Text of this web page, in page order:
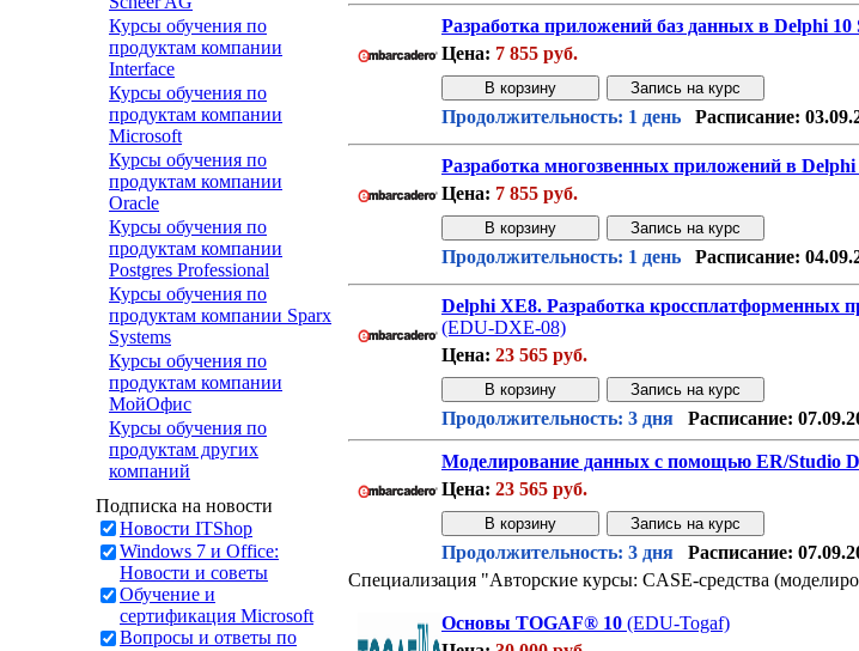
Курсы обучения по
продуктам компании
Interface
Курсы обучения по
продуктам компании
Microsoft
Курсы обучения по
продуктам компании
Oracle
Курсы обучения по
продуктам компании
Postgres Professional
Курсы обучения по
продуктам компании Sparx
Systems
Курсы обучения по
продуктам компании
МойОфис
Курсы обучения по
продуктам других
компаний
Подписка на новости
Новости ITShop
Windows 7 и Office:
Новости и советы
Обучение и
сертификация Microsoft
Вопросы и ответы по
Разработка приложений баз данных в Delphi 10
Цена: 7 855 руб.
Продолжительность: 1 день
Расписание:
Разработка многозвенных приложений в Delphi
Цена: 7 855 руб.
Продолжительность: 1 день
Расписание:
Delphi XE8. Разработка кроссплатформенных
(EDU-DXE-08)
Цена: 23 565 руб.
Продолжительность: 3 дня
Расписание:
Моделирование данных с помощью ER/Studio
Цена: 23 565 руб.
Продолжительность: 3 дня
Расписание:
Специализация "Авторские курсы: CASE-средства
Основы TOGAF® 10 (EDU-Togaf)